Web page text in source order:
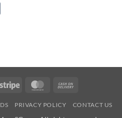
Stripe MasterCard
Delivery
PRIVACY POLICY CONTACT US